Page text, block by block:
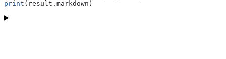
print (result.markdown)